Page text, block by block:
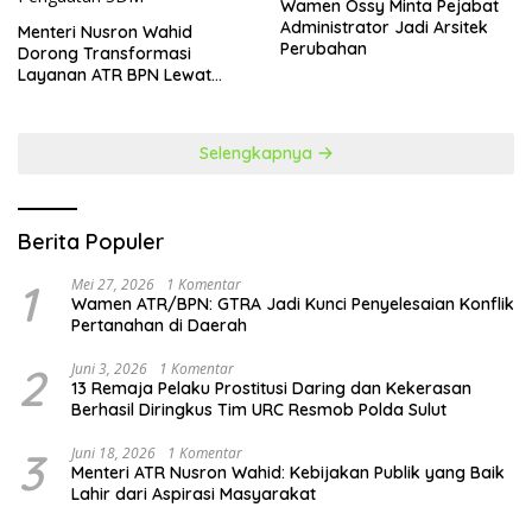
​Menteri Nusron Wahid
Dorong Transformasi
Layanan ATR BPN Lewat
Wamen Ossy Minta Pejabat
Administrator Jadi Arsitek
Perubahan
Selengkapnya
Berita Populer
1 Mei 27, 2026 1 Komentar
Wamen ATR/BPN: GTRA Jadi Kunci Penyelesaian Konflik
Pertanahan di Daerah
2 Juni 3, 2026 1 Komentar
13 Remaja Pelaku Prostitusi Daring dan Kekerasan
Berhasil Diringkus Tim URC Resmob Polda Sulut
3 Juni 18, 2026 1 Komentar
Menteri ATR Nusron Wahid: Kebijakan Publik yang Baik
Lahir dari Aspirasi Masyarakat